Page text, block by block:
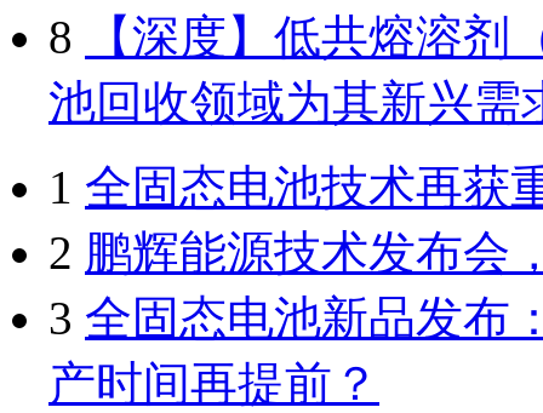
8
【深度】低共熔溶剂
池回收领域为其新兴需
1 全固态电池技术再获
2 鹏辉能源技术发布会
3 全固态电池新品发布
产时间再提前？